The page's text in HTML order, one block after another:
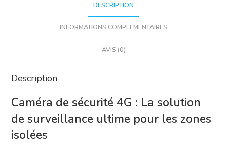
DESCRIPTION
INFORMATIONS COMPLÉMENTAIRES
AVIS (0)
Description
Caméra de sécurité 4G : La solution
de surveillance ultime pour les zones
isolées